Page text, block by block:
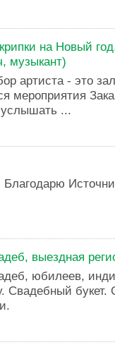
на Новый
музыкант)
артиста - это
мероприятия
...
выездная
юбилеев,
Свадебный